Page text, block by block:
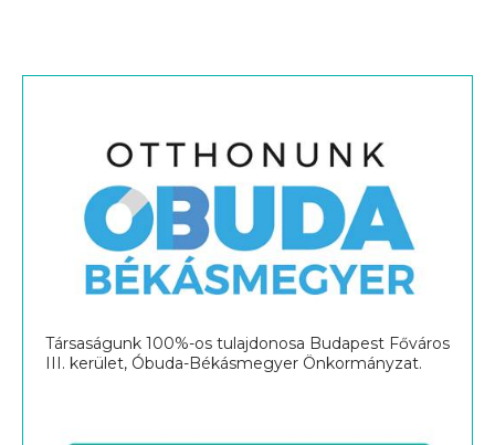
Társaságunk 100%-os tulajdonosa Budapest Főváros
III. kerület, Óbuda-Békásmegyer Önkormányzat.